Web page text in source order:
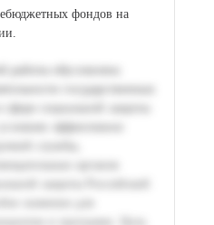
фондов на